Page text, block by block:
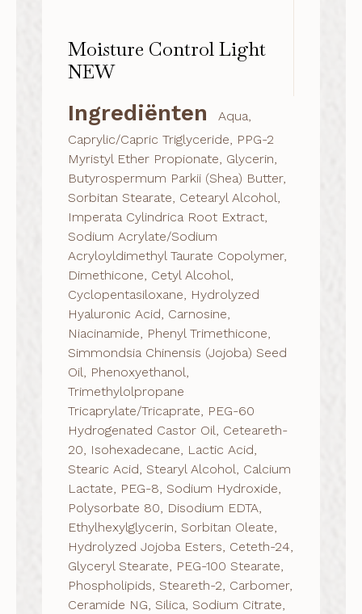
Moisture Control Light
NEW
Ingrediënten
Aqua,
Caprylic/Capric Triglyceride, PPG-2
Myristyl Ether Propionate, Glycerin,
Butyrospermum Parkii (Shea) Butter,
Sorbitan Stearate, Cetearyl Alcohol,
Imperata Cylindrica Root Extract,
Sodium Acrylate/Sodium
Acryloyldimethyl Taurate Copolymer,
Dimethicone, Cetyl Alcohol,
Cyclopentasiloxane, Hydrolyzed
Hyaluronic Acid, Carnosine,
Niacinamide, Phenyl Trimethicone,
Simmondsia Chinensis (Jojoba) Seed
Oil, Phenoxyethanol,
Trimethylolpropane
Tricaprylate/Tricaprate, PEG-60
Hydrogenated Castor Oil, Ceteareth-
20, Isohexadecane, Lactic Acid,
Stearic Acid, Stearyl Alcohol, Calcium
Lactate, PEG-8, Sodium Hydroxide,
Polysorbate 80, Disodium EDTA,
Ethylhexylglycerin, Sorbitan Oleate,
Hydrolyzed Jojoba Esters, Ceteth-24,
Glyceryl Stearate, PEG-100 Stearate,
Phospholipids, Steareth-2, Carbomer,
Ceramide NG, Silica, Sodium Citrate,